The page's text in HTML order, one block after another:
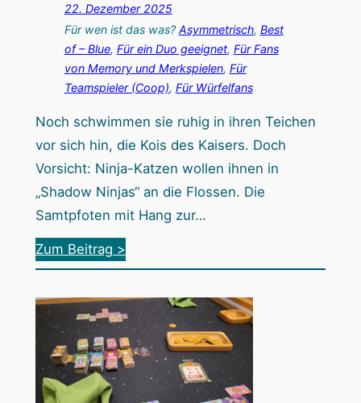
n
M
u
s
f
F
ß
a
l
l
f
a
22. Dezember 2025
Für wen ist das was?Asymmetrisch, Best
of – Blue, Für ein Duo geeignet, Für Fans
von Memory und Merkspielen, Für
Teamspieler (Coop), Für Würfelfans
Noch schwimmen sie ruhig in ihren Teichen
vor sich hin, die Kois des Kaisers. Doch
Vorsicht: Ninja-Katzen wollen ihnen in
„Shadow Ninjas“ an die Flossen. Die
Samtpfoten mit Hang zur…
Zum Beitrag >:
S
h
a
d
o
w